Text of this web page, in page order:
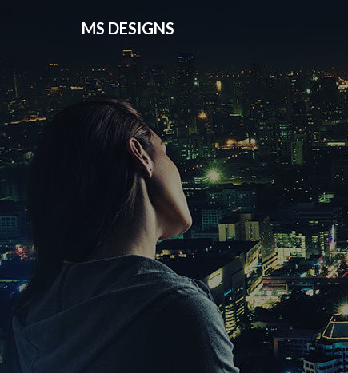
MS DESIGNS